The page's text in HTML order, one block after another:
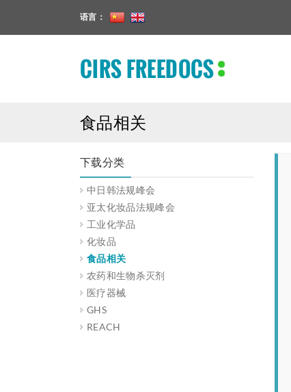
语言：
CIRS FREEDOCS
食品相关
下载分类
中日韩法规峰会
亚太化妆品法规峰会
工业化学品
化妆品
食品相关
农药和生物杀灭剂
医疗器械
GHS
REACH